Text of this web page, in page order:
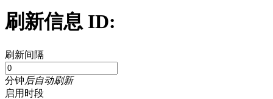
刷新信息 ID:
刷新间隔
分钟后自动刷新
启用时段